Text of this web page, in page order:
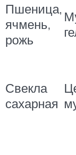
Пшеница,
ячмень,
рожь
Свекла
сахарная